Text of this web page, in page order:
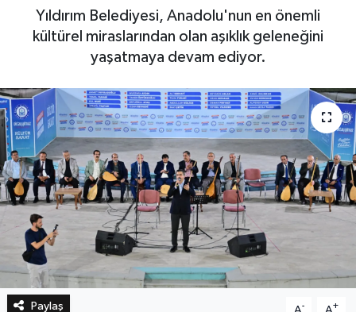
Yıldırım Belediyesi, Anadolu'nun en önemli
kültürel miraslarından olan aşıklık geleneğini
yaşatmaya devam ediyor.
Paylaş A- A+
Genel